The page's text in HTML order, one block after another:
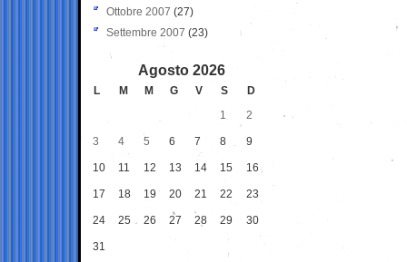
Ottobre 2007 (27)
Settembre 2007 (23)
Agosto 2026
L M M G V S
D
1
2
3 4 5 6 7 8 9
10 11 12 13 14 15 16
17 18 19 20 21 22 23
24 25 26 27 28 29 30
31